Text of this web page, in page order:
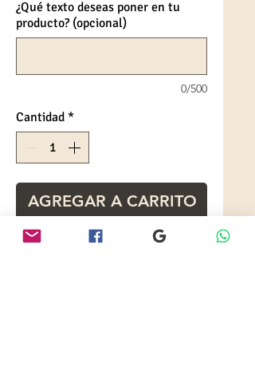
¿Qué texto deseas poner en tu
producto? (opcional)
0/500
Cantidad *
AGREGAR A CARRITO
Hermosa bailarina pintada a